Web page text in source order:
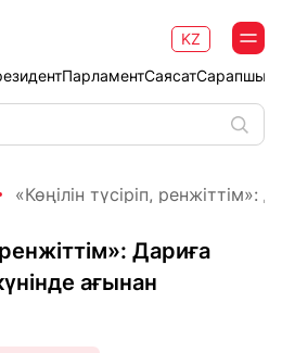
ПарламентСаясат
KZ
«Көңілін түсіріп, ренжіттім»:
ренжіттім»: Дариға
ағынан